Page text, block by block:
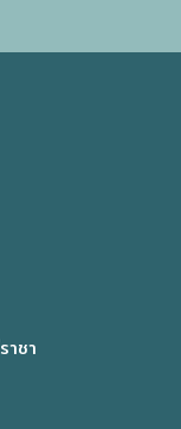
ชา